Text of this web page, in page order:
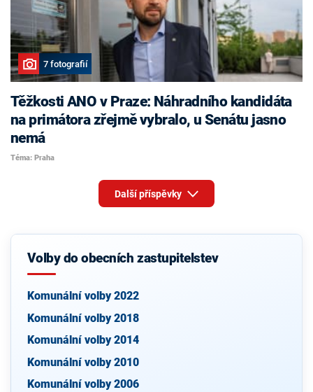
7 fotografií
Těžkosti ANO v Praze: Náhradního kandidáta
na primátora zřejmě vybralo, u Senátu jasno
nemá
Téma: Praha
Další příspěvky
Volby do obecních zastupitelstev
Komunální volby 2022
Komunální volby 2018
Komunální volby 2014
Komunální volby 2010
Komunální volby 2006